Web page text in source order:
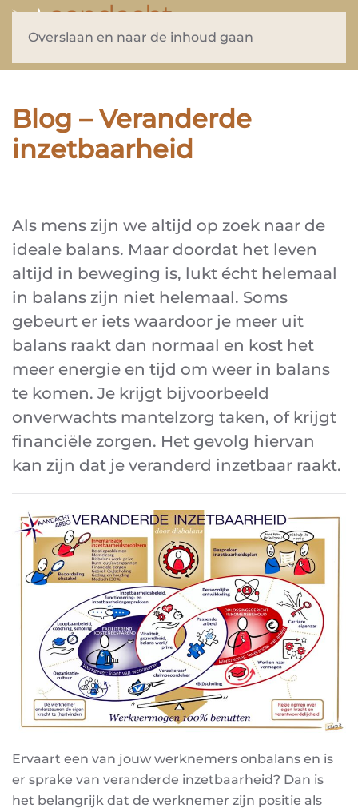
Overslaan en naar de inhoud gaan
Blog – Veranderde
inzetbaarheid
Als mens zijn we altijd op zoek naar de
ideale balans. Maar doordat het leven
altijd in beweging is, lukt écht helemaal
in balans zijn niet helemaal. Soms
gebeurt er iets waardoor je meer uit
balans raakt dan normaal en kost het
meer energie en tijd om weer in balans
te komen. Je krijgt bijvoorbeeld
onverwachts mantelzorg taken, of krijgt
financiële zorgen. Het gevolg hiervan
kan zijn dat je veranderd inzetbaar raakt.
Ervaart een van jouw werknemers onbalans en is
er sprake van veranderde inzetbaarheid? Dan is
het belangrijk dat de werknemer zijn positie als